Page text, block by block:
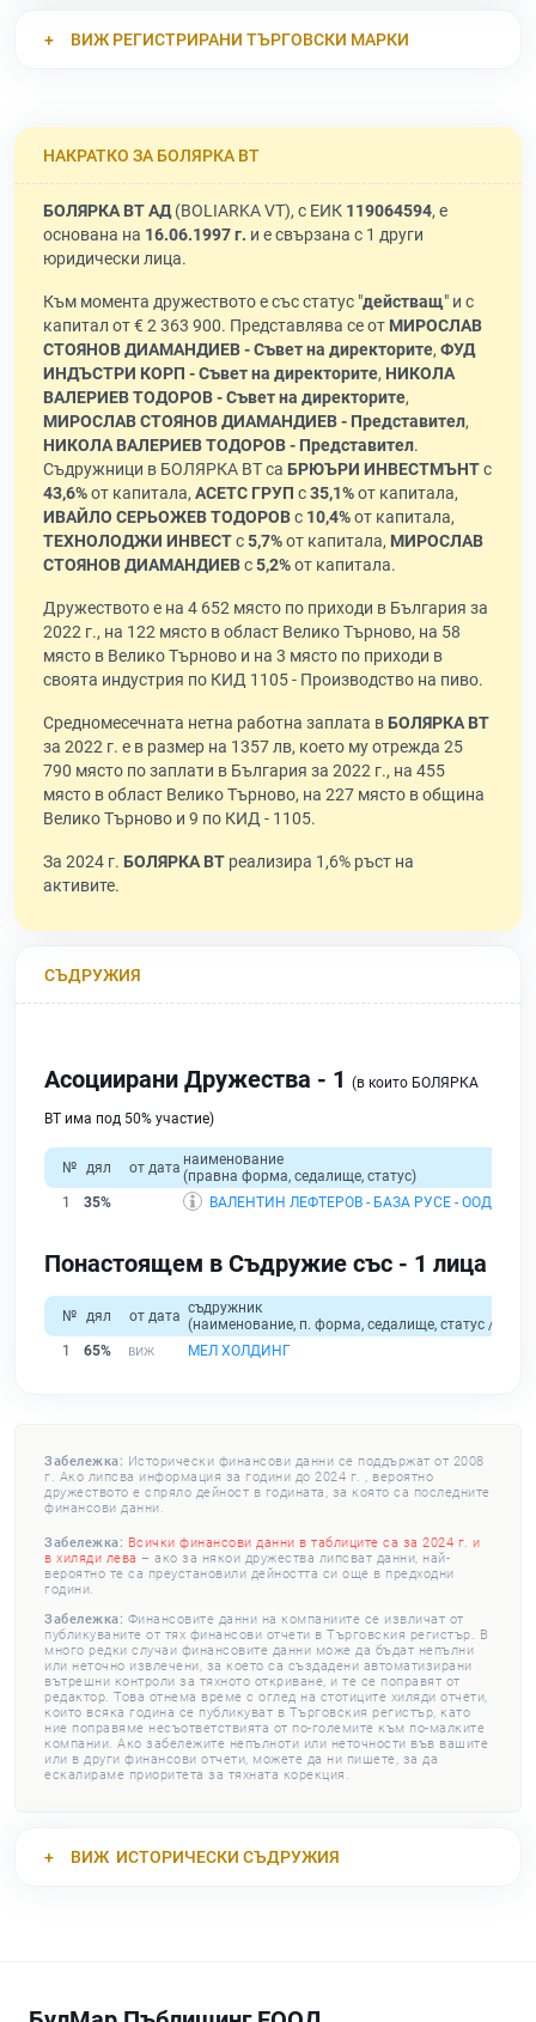
ВИЖ РЕГИСТРИРАНИ ТЪРГОВСКИ МАРКИ
НАКРАТКО ЗА БОЛЯРКА ВТ
БОЛЯРКА ВТ АД(BOLIARKA VT), с ЕИК 119064594, е
основана на 16.06.1997 г. и е свързана с 1 други
юридически лица.
Към момента дружеството е със статус "действащ" и с
капитал от € 2 363 900. Представлява се от МИРОСЛАВ
СТОЯНОВ ДИАМАНДИЕВ - Съвет на директорите, ФУД
ИНДЪСТРИ КОРП - Съвет на директорите, НИКОЛА
ВАЛЕРИЕВ ТОДОРОВ - Съвет на директорите,
МИРОСЛАВ СТОЯНОВ ДИАМАНДИЕВ - Представител,
НИКОЛА ВАЛЕРИЕВ ТОДОРОВ - Представител.
Съдружници в БОЛЯРКА ВТ са БРЮЪРИ ИНВЕСТМЪНТс
43,6%от капитала, АСЕТС ГРУП с35,1%от капитала,
ИВАЙЛО СЕРЬОЖЕВ ТОДОРОВс 10,4%от капитала,
ТЕХНОЛОДЖИ ИНВЕСТс5,7%от капитала, МИРОСЛАВ
СТОЯНОВ ДИАМАНДИЕВс5,2%от капитала.
Дружеството е на 4 652 място по приходи в България за
2022 г., на 122 място в област Велико Търново, на 58
място в Велико Търново и на 3 място по приходи в
своята индустрия по КИД 1105 - Производство на пиво.
Средномесечната нетна работна заплата вБОЛЯРКА ВТ
за 2022 г. е в размер на 1357 лв, което му отрежда 25
790 място по заплати в България за 2022 г., на 455
място в област Велико Търново, на 227 място в община
Велико Търново и 9 по КИД - 1105.
За 2024 г. БОЛЯРКА ВТ реализира 1,6% ръст на
активите.
СЪДРУЖИЯ
Асоциирани Дружества - 1 (в които БОЛЯРКА
ВТ има под 50% участие)
№ дял от дата наименование
(правна форма, седалище, статус)
1
35% ВАЛЕНТИН ЛЕФТЕРОВ - БАЗА РУСЕ - ООД
Понастоящем в Съдружие със - 1 лица
№ дял от дата съдружник
(наименование, п. форма, седалище, статус /
1
65% МЕЛ ХОЛДИНГ
Забележка: Исторически финансови данни се поддържат от 2008
г. Ако липсва информация за години до 2024 г. , вероятно
дружеството е спряло дейност в годината, за която са последните
финансови данни.
Забележка: Всички финансови данни в таблиците са за 2024 г. и
в хиляди лева – ако за някои дружества липсват данни, най-
вероятно те са преустановили дейността си още в предходни
години.
Забележка: Финансовите данни на компаниите се извличат от
публикуваните от тях финансови отчети в Търговския регистър. В
много редки случаи финансовите данни може да бъдат непълни
или неточно извлечени, за което са създадени автоматизирани
вътрешни контроли за тяхното откриване, и те се поправят от
редактор. Това отнема време с оглед на стотиците хиляди отчети,
които всяка година се публикуват в Търговския регистър, като
ние поправяме несъответствията от по-големите към по-малките
компании. Ако забележите непълноти или неточности във вашите
или в други финансови отчети, можете да ни пишете, за да
ескалираме приоритета за тяхната корекция.
ВИЖ ИСТОРИЧЕСКИ СЪДРУЖИЯ